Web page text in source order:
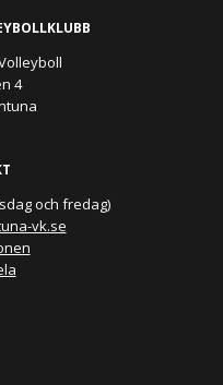
4
och fredag)
vk.se